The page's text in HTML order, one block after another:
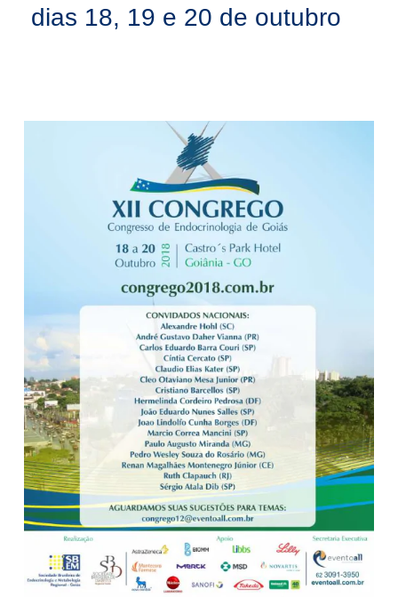
dias 18, 19 e 20 de outubro